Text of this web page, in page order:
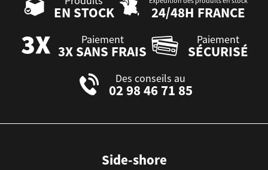
EN STOCK 24/48H FRANCE
Paiement
3X SANS FRAIS
Paiement
SÉCURISÉ
Des conseils au
02 98 46 71 85
Side-shore